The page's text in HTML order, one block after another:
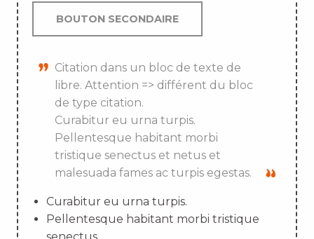
BOUTON SECONDAIRE
Citation dans un bloc de texte de
libre. Attention => différent du bloc
de type citation.
Curabitur eu urna turpis.
Pellentesque habitant morbi
tristique senectus et netus et
malesuada fames ac turpis egestas.
Curabitur eu urna turpis.
Pellentesque habitant morbi tristique